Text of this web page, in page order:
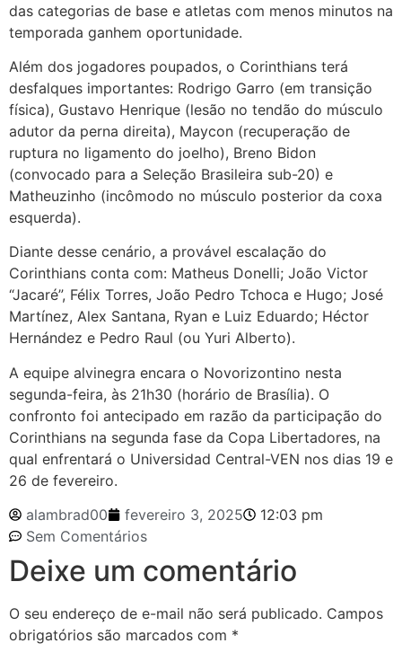
das categorias de base e atletas com menos minutos na
temporada ganhem oportunidade.
Além dos jogadores poupados, o Corinthians terá
desfalques importantes: Rodrigo Garro (em transição
física), Gustavo Henrique (lesão no tendão do músculo
adutor da perna direita), Maycon (recuperação de
ruptura no ligamento do joelho), Breno Bidon
(convocado para a Seleção Brasileira sub-20) e
Matheuzinho (incômodo no músculo posterior da coxa
esquerda).
Diante desse cenário, a provável escalação do
Corinthians conta com: Matheus Donelli; João Victor
“Jacaré”, Félix Torres, João Pedro Tchoca e Hugo; José
Martínez, Alex Santana, Ryan e Luiz Eduardo; Héctor
Hernández e Pedro Raul (ou Yuri Alberto).
A equipe alvinegra encara o Novorizontino nesta
segunda-feira, às 21h30 (horário de Brasília). O
confronto foi antecipado em razão da participação do
Corinthians na segunda fase da Copa Libertadores, na
qual enfrentará o Universidad Central-VEN nos dias 19 e
26 de fevereiro.
alambrad00
fevereiro 3, 2025
12:03 pm
Sem Comentários
Deixe um comentário
O seu endereço de e-mail não será publicado. Campos
obrigatórios são marcados com *